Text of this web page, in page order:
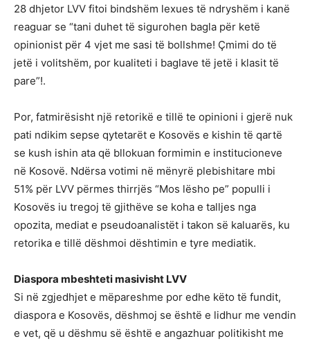
28 dhjetor LVV fitoi bindshëm lexues të ndryshëm i kanë
reaguar se “tani duhet të sigurohen bagla për ketë
opinionist për 4 vjet me sasi të bollshme! Çmimi do të
jetë i volitshëm, por kualiteti i baglave të jetë i klasit të
pare”!.
Por, fatmirësisht një retorikë e tillë te opinioni i gjerë nuk
pati ndikim sepse qytetarët e Kosovës e kishin të qartë
se kush ishin ata që bllokuan formimin e institucioneve
në Kosovë. Ndërsa votimi në mënyrë plebishitare mbi
51% për LVV përmes thirrjës “Mos lësho pe” populli i
Kosovës iu tregoj të gjithëve se koha e talljes nga
opozita, mediat e pseudoanalistët i takon së kaluarës, ku
retorika e tillë dëshmoi dështimin e tyre mediatik.
Diaspora mbeshteti masivisht LVV
Si në zgjedhjet e mëpareshme por edhe këto të fundit,
diaspora e Kosovës, dëshmoj se është e lidhur me vendin
e vet, që u dëshmu së është e angazhuar politikisht me